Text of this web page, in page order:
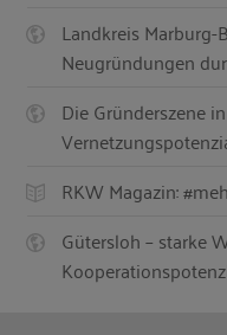
Landkreis
Neugründungen
Die Gründerszene
RKW Magazin:
Gütersloh – starke